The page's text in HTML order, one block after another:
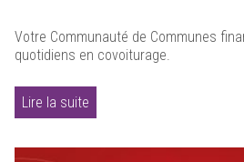
Votre Communauté de Communes
quotidiens en covoiturage.
Lire la suite